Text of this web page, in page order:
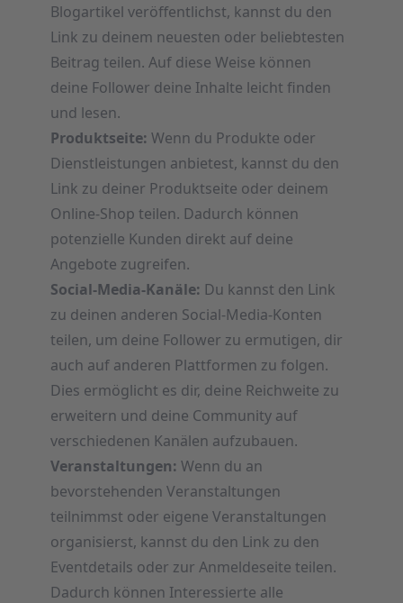
Blogartikel veröffentlichst, kannst du den
Link zu deinem neuesten oder beliebtesten
Beitrag teilen. Auf diese Weise können
deine Follower deine Inhalte leicht finden
und lesen.
Produktseite: Wenn du Produkte oder
Dienstleistungen anbietest, kannst du den
Link zu deiner Produktseite oder deinem
Online-Shop teilen. Dadurch können
potenzielle Kunden direkt auf deine
Angebote zugreifen.
Social-Media-Kanäle: Du kannst den Link
zu deinen anderen Social-Media-Konten
teilen, um deine Follower zu ermutigen, dir
auch auf anderen Plattformen zu folgen.
Dies ermöglicht es dir, deine Reichweite zu
erweitern und deine Community auf
verschiedenen Kanälen aufzubauen.
Veranstaltungen: Wenn du an
bevorstehenden Veranstaltungen
teilnimmst oder eigene Veranstaltungen
organisierst, kannst du den Link zu den
Eventdetails oder zur Anmeldeseite teilen.
Dadurch können Interessierte alle